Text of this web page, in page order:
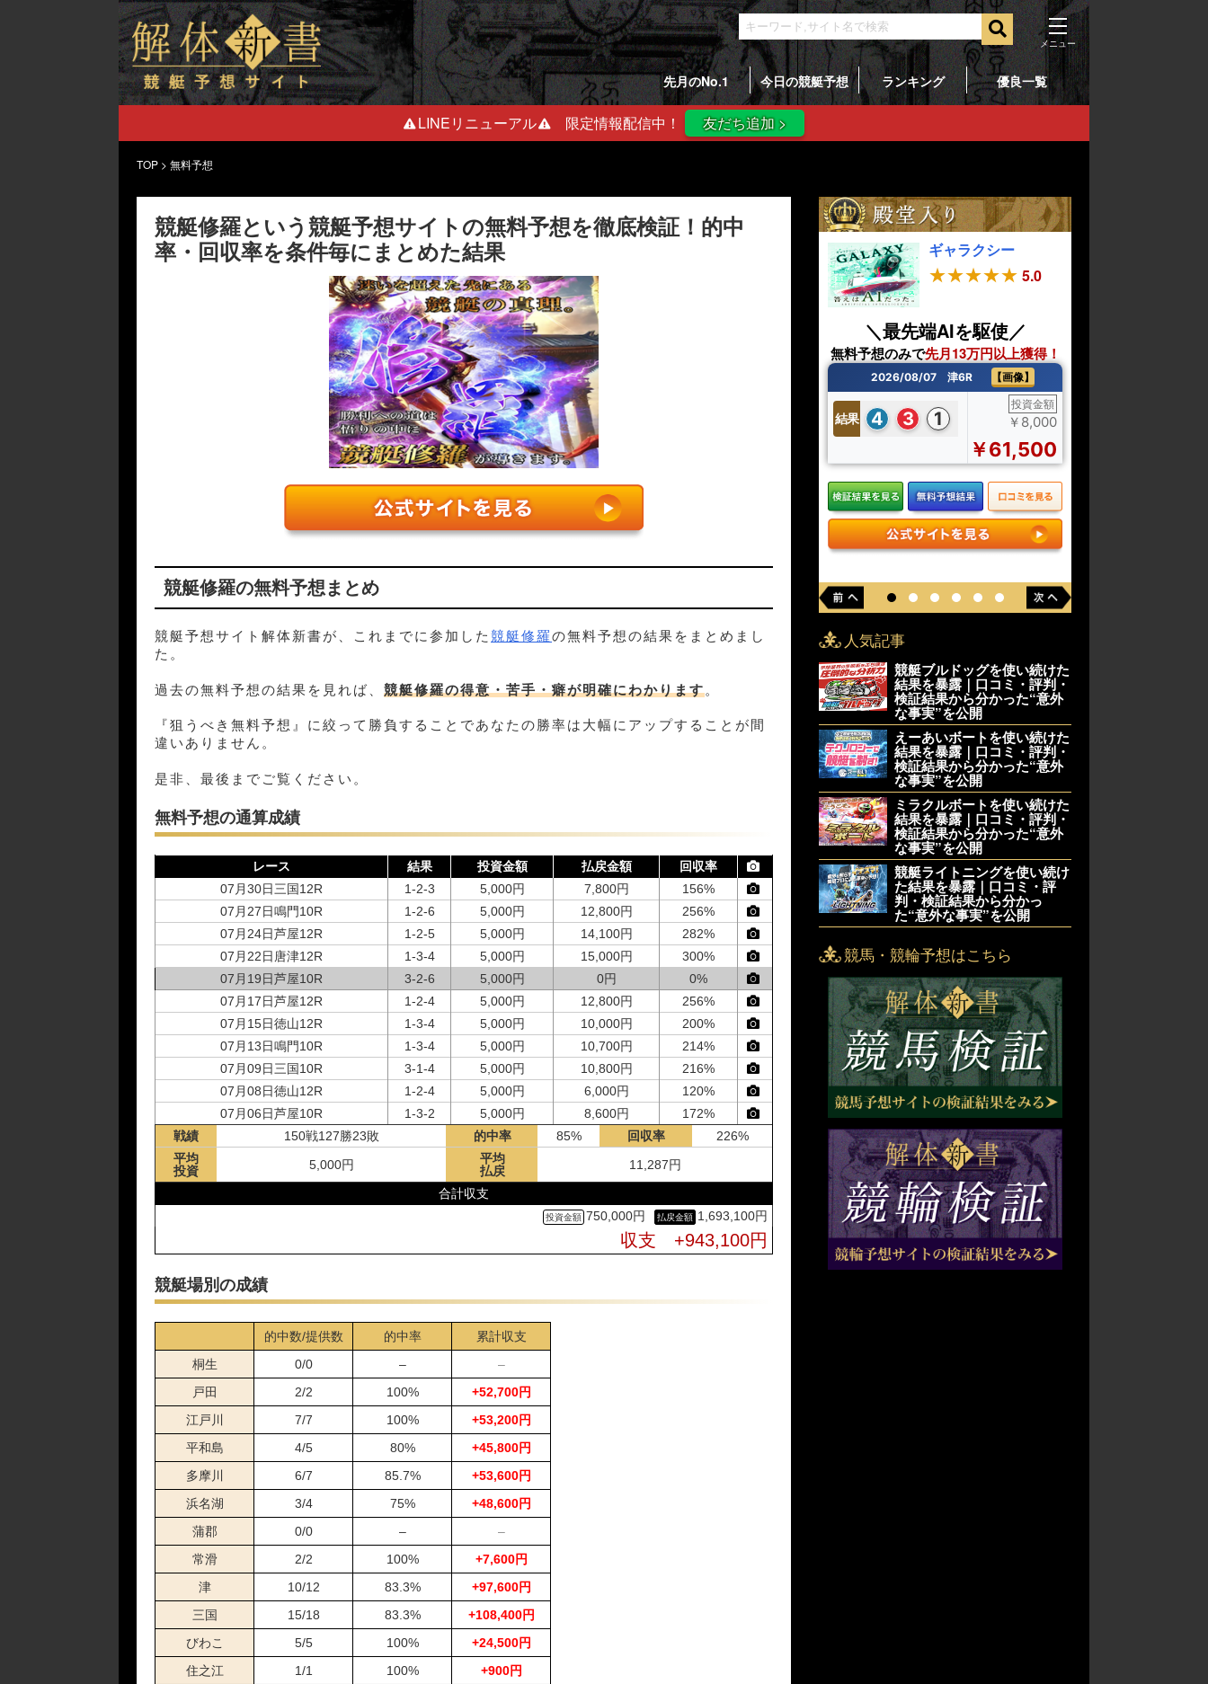
先月のNo.1 今日の競艇予想 ランキング 優良一覧
LINEリニューアル 限定情報配信中！ 友だち追加 >
TOP > 無料予想
競艇修羅という競艇予想サイトの無料予想を徹底検証！的中
率・回収率を条件毎にまとめた結果
競艇修羅の無料予想まとめ
競艇予想サイト解体新書が、これまでに参加した 競艇修羅の無料予想の結果をまとめまし
た。
過去の無料予想の結果を見れば、 競艇修羅の得意・苦手・癖が明確にわかります。
『狙うべき無料予想』に絞って勝負することであなたの勝率は大幅にアップすることが間
違いありません。
是非、最後までご覧ください。
無料予想の通算成績
レース 結果 投資金額 払戻金額
回収率
07月30日三国12R
1-2-3 5,000円 7,800円
156%
07月27日鳴門10R
1-2-6 5,000円 12,800円
256%
07月24日芦屋12R
1-2-5 5,000円 14,100円
282%
07月22日唐津12R
1-3-4 5,000円 15,000円
300%
07月19日芦屋10R
3-2-6 5,000円 0円
0%
07月17日芦屋12R
1-2-4 5,000円 12,800円
256%
07月15日徳山12R
1-3-4 5,000円 10,000円
200%
07月13日鳴門10R
1-3-4 5,000円 10,700円
214%
07月09日三国10R
3-1-4 5,000円 10,800円
216%
07月08日徳山12R
1-2-4 5,000円 6,000円
120%
07月06日芦屋10R
1-3-2 5,000円 8,600円
172%
07月03日芦屋12R
5,000円
06月30日三国10R
5,000円
06月29日尼崎06R
1-4-3 5,000円 11,100円
222%
06月25日芦屋10R
4-1-2 5,000円 0円
0%
5,200円
104%
9,900円
198%
06月17日津05R
06月06日宮島06R
1-2-3 5,000円
06月04日芦屋10R
06月01日鳴門10R
1-2-5 5,000円
05月28日三国10R
1-2-5 5,000円
05月27日三国10R
1-2-3 5,000円
05月25日三国11R
1-3-4 5,000円
05月22日徳山11R
1-3-2 5,000円
05月20日芦屋06R
5-2-1 5,000円
05月18日三国10R
1-2-6 5,000円
05月14日唐津12R
05月12日鳴門10R
1-3-4 5,000円
05月01日徳山10R
1-2-5 5,000円
04月27日唐津10R
1-2-3 5,000円
04月25日浜名湖04R
4-1-5 5,000円
04月23日鳴門12R
1-2-3 5,000円
04月22日尼崎06R
1-4-2 5,000円
戦績 150戦127勝23敗 的中率 85% 回収率
226%
平均
投資
5,000円
平均
払戻
11,287円
合計収支
750,000円
1,693,100円
収支 +943,100円
競艇場別の成績
的中数/提供数 的中率
累計収支
桐生
0/0 –
–
戸田
2/2 100%
+52,700円
江戸川
7/7 100%
+53,200円
平和島
4/5 80%
+45,800円
多摩川
6/7 85.7%
+53,600円
浜名湖
3/4 75%
+48,600円
蒲郡
0/0 –
–
常滑
2/2 100%
+7,600円
津
10/12 83.3%
+97,600円
三国
15/18 83.3%
+108,400円
びわこ
5/5 100%
+24,500円
住之江
1/1 100%
+900円
＼予想精度は業界最高峰／
結果
ギャラクシー
5.0
＼最先端AIを駆使／
無料予想のみで先月13万円以上獲得！
2026/08/07 津6R 【画像】
結果 4 3 1
投資金額
￥8,000
￥61,500
人気記事
競艇ブルドッグを使い続けた
結果を暴露｜口コミ・評判・
検証結果から分かった“意外
な事実”を公開
えーあいボートを使い続けた
結果を暴露｜口コミ・評判・
検証結果から分かった“意外
な事実”を公開
ミラクルボートを使い続けた
結果を暴露｜口コミ・評判・
検証結果から分かった“意外
な事実”を公開
競艇ライトニングを使い続け
た結果を暴露｜口コミ・評
判・検証結果から分かっ
た“意外な事実”を公開
競馬・競輪予想はこちら